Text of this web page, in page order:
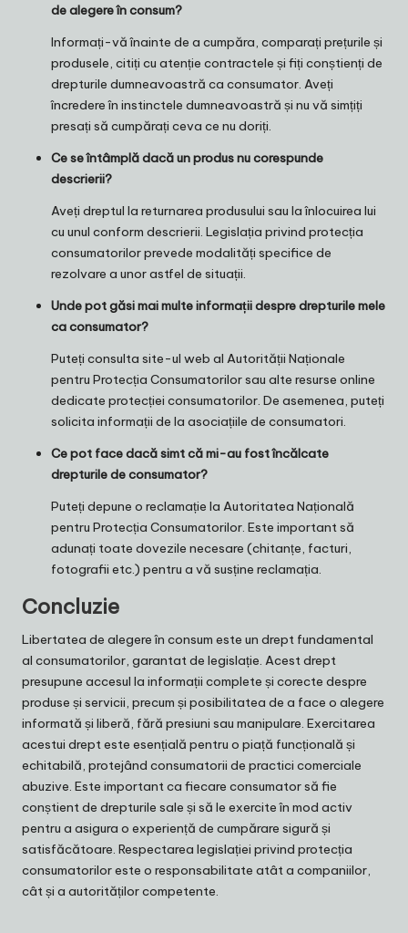
de alegere în consum?
Informați-vă înainte de a cumpăra, comparați prețurile și
produsele, citiți cu atenție contractele și fiți conștienți de
drepturile dumneavoastră ca consumator. Aveți
încredere în instinctele dumneavoastră și nu vă simțiți
presați să cumpărați ceva ce nu doriți.
Ce se întâmplă dacă un produs nu corespunde
descrierii?
Aveți dreptul la returnarea produsului sau la înlocuirea lui
cu unul conform descrierii. Legislația privind protecția
consumatorilor prevede modalități specifice de
rezolvare a unor astfel de situații.
Unde pot găsi mai multe informații despre drepturile mele
ca consumator?
Puteți consulta site-ul web al Autorității Naționale
pentru Protecția Consumatorilor sau alte resurse online
dedicate protecției consumatorilor. De asemenea, puteți
solicita informații de la asociațiile de consumatori.
Ce pot face dacă simt că mi-au fost încălcate
drepturile de consumator?
Puteți depune o reclamație la Autoritatea Națională
pentru Protecția Consumatorilor. Este important să
adunați toate dovezile necesare (chitanțe, facturi,
fotografii etc.) pentru a vă susține reclamația.
Concluzie
Libertatea de alegere în consum este un drept fundamental
al consumatorilor, garantat de legislație. Acest drept
presupune accesul la informații complete și corecte despre
produse și servicii, precum și posibilitatea de a face o alegere
informată și liberă, fără presiuni sau manipulare. Exercitarea
acestui drept este esențială pentru o piață funcțională și
echitabilă, protejând consumatorii de practici comerciale
abuzive. Este important ca fiecare consumator să fie
conștient de drepturile sale și să le exercite în mod activ
pentru a asigura o experiență de cumpărare sigură și
satisfăcătoare. Respectarea legislației privind protecția
consumatorilor este o responsabilitate atât a companiilor,
cât și a autorităților competente.